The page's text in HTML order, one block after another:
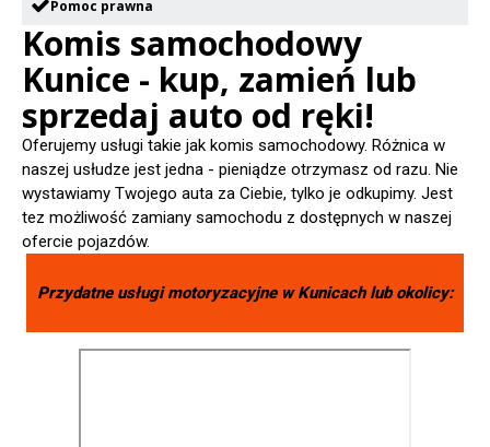
Pomoc prawna
Komis samochodowy
Kunice - kup, zamień lub
sprzedaj auto od ręki!
Oferujemy usługi takie jak komis samochodowy. Różnica w
naszej usłudze jest jedna - pieniądze otrzymasz od razu. Nie
wystawiamy Twojego auta za Ciebie, tylko je odkupimy. Jest
tez możliwość zamiany samochodu z dostępnych w naszej
ofercie pojazdów.
Przydatne usługi motoryzacyjne wKunicachlub okolicy: